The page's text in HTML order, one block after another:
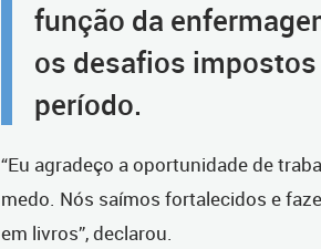
função da
os desafios
período.
“Eu agradeço a oportunidade de
medo. Nós saímos fortalecidos e
em livros”, declarou.